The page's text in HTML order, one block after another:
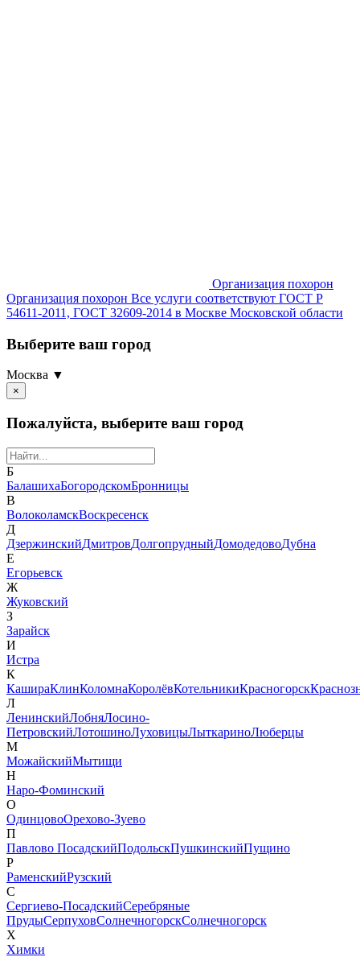
Организация похорон
Организация похорон Все услуги соответствуют ГОСТ Р
54611-2011, ГОСТ 32609-2014 в Москве Московской области
Выберите ваш город
Москва ▼
×
Пожалуйста, выберите ваш город
Б
БалашихаБогородскомБронницы
В
ВолоколамскВоскресенск
Д
ДзержинскийДмитровДолгопрудныйДомодедовоДубна
Е
Егорьевск
Ж
Жуковский
З
Зарайск
И
Истра
К
КашираКлинКоломнаКоролёвКотельникиКрасногорск
Л
ЛенинскийЛобняЛосино-
ПетровскийЛотошиноЛуховицыЛыткариноЛюберцы
М
МожайскийМытищи
Н
Наро-Фоминский
О
ОдинцовоОрехово-Зуево
П
Павлово ПосадскийПодольскПушкинскийПущино
Р
РаменскийРузский
С
Сергиево-ПосадскийСеребряные
ПрудыСерпуховСолнечногорскСолнечногорск
Х
Химки